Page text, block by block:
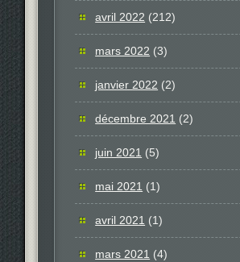
avril 2022 (212)
mars 2022 (3)
janvier 2022 (2)
décembre 2021 (2)
juin 2021 (5)
mai 2021 (1)
avril 2021 (1)
mars 2021 (4)